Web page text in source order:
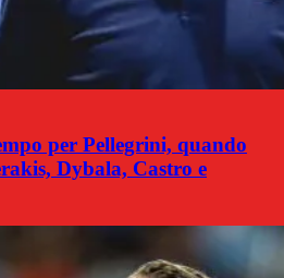
per Pellegrini, quando
Dybala, Castro e